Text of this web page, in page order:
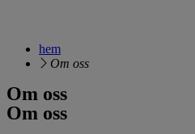
hem
Om oss
Om oss
Om oss